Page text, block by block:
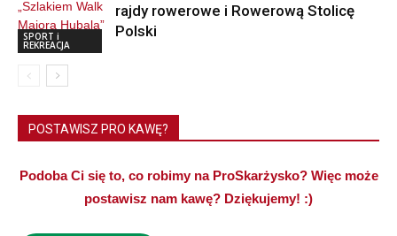
SPORT i
REKREACJA
rajdy rowerowe i Rowerową Stolicę
Polski
POSTAWISZ PRO KAWĘ?
Podoba Ci się to, co robimy na ProSkarżysko? Więc może
postawisz nam kawę? Dziękujemy! :)